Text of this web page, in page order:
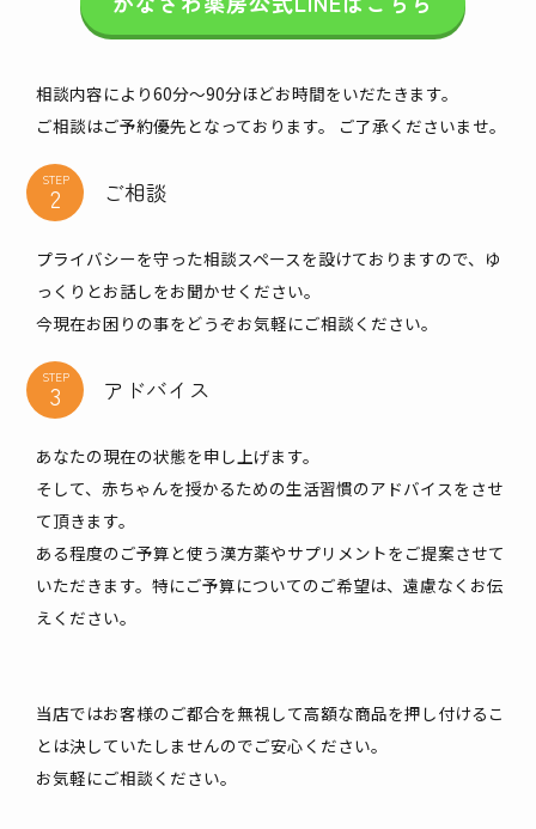
相談内容により60分～90分ほどお時間をいだたきます。
ご相談はご予約優先となっております。 ご了承くださいませ。
STEP ご相談
プライバシーを守った相談スペースを設けておりますので、ゆ
っくりとお話しをお聞かせください。
今現在お困りの事をどうぞお気軽にご相談ください。
STEP アドバイス
あなたの現在の状態を申し上げます。
そして、赤ちゃんを授かるための生活習慣のアドバイスをさせ
て頂きます。
ある程度のご予算と使う漢方薬やサプリメントをご提案させて
いただきます。特にご予算についてのご希望は、遠慮なくお伝
えください。
当店ではお客様のご都合を無視して高額な商品を押し付けるこ
とは決していたしませんのでご安心ください。
お気軽にご相談ください。